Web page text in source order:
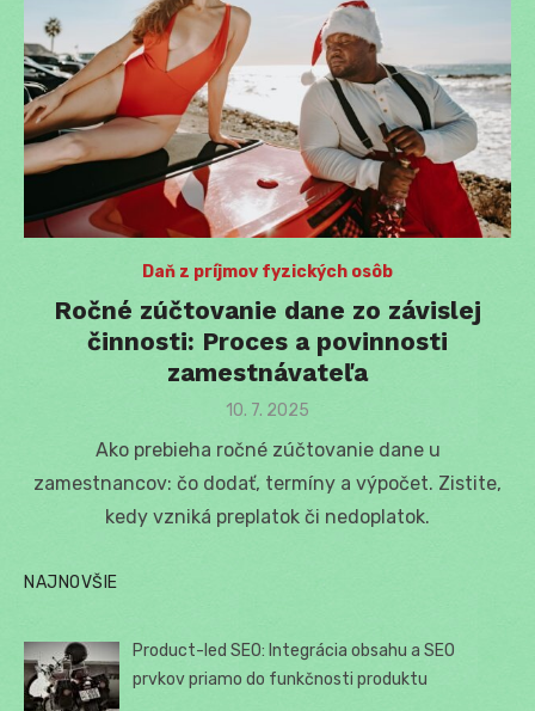
Daň z príjmov fyzických osôb
Ročné zúčtovanie dane zo závislej
činnosti: Proces a povinnosti
zamestnávateľa
Posted
10. 7. 2025
Ako prebieha ročné zúčtovanie dane u
zamestnancov: čo dodať, termíny a výpočet. Zistite,
kedy vzniká preplatok či nedoplatok.
NAJNOVŠIE
Product-led SEO: Integrácia obsahu a SEO
prvkov priamo do funkčnosti produktu